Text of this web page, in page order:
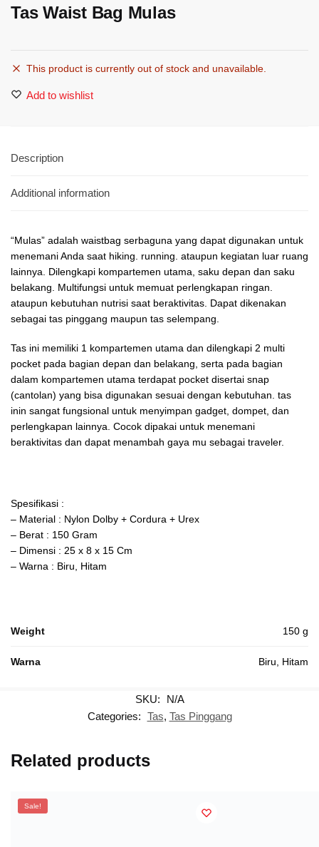
Tas Waist Bag Mulas
This product is currently out of stock and unavailable.
Add to wishlist
Description
Additional information
“Mulas” adalah waistbag serbaguna yang dapat digunakan untuk
menemani Anda saat hiking. running. ataupun kegiatan luar ruang
lainnya. Dilengkapi kompartemen utama, saku depan dan saku
belakang. Multifungsi untuk memuat perlengkapan ringan.
ataupun kebutuhan nutrisi saat beraktivitas. Dapat dikenakan
sebagai tas pinggang maupun tas selempang.
Tas ini memiliki 1 kompartemen utama dan dilengkapi 2 multi
pocket pada bagian depan dan belakang, serta pada bagian
dalam kompartemen utama terdapat pocket disertai snap
(cantolan) yang bisa digunakan sesuai dengan kebutuhan. tas
inin sangat fungsional untuk menyimpan gadget, dompet, dan
perlengkapan lainnya. Cocok dipakai untuk menemani
beraktivitas dan dapat menambah gaya mu sebagai traveler.
Spesifikasi :
– Material : Nylon Dolby + Cordura + Urex
– Berat : 150 Gram
– Dimensi : 25 x 8 x 15 Cm
– Warna : Biru, Hitam
Weight 150 g
Warna Biru, Hitam
SKU:
N/A
Categories: Tas, Tas Pinggang
Related products
Sale!